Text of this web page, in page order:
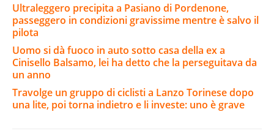
Ultraleggero precipita a Pasiano di Pordenone,
passeggero in condizioni gravissime mentre è salvo il
pilota
Uomo si dà fuoco in auto sotto casa della ex a
Cinisello Balsamo, lei ha detto che la perseguitava da
un anno
Travolge un gruppo di ciclisti a Lanzo Torinese dopo
una lite, poi torna indietro e li investe: uno è grave